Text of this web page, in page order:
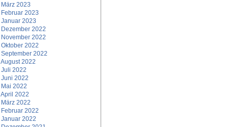
März 2023
Februar 2023
Januar 2023
Dezember 2022
November 2022
Oktober 2022
September 2022
August 2022
Juli 2022
Juni 2022
Mai 2022
April 2022
März 2022
Februar 2022
Januar 2022